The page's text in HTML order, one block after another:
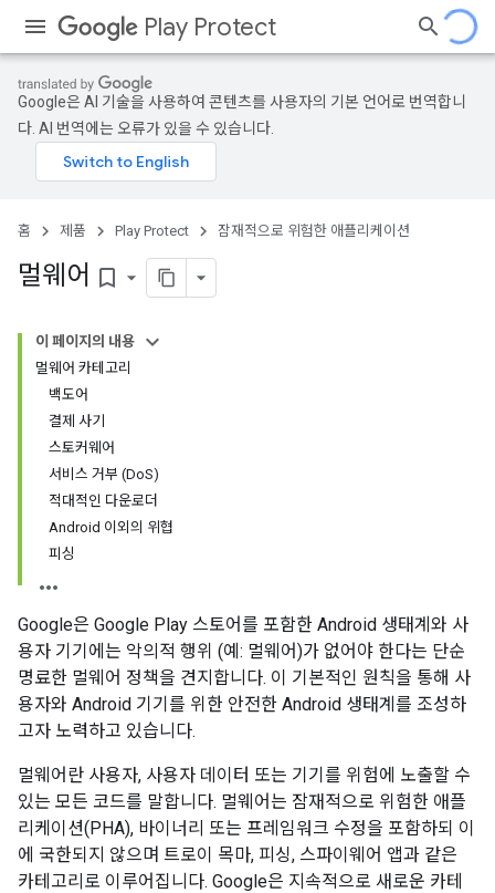
Play Protect
Google은 AI 기술을 사용하여 콘텐츠를 사용자의 기본 언어로 번역합니
다. AI 번역에는 오류가 있을 수 있습니다.
홈 제품 Play Protect 잠재적으로 위험한 애플리케이션
멀웨어 bookmark_border
이 페이지의 내용
멀웨어 카테고리
백도어
결제 사기
스토커웨어
서비스 거부 (DoS)
적대적인 다운로더
Android 이외의 위협
피싱
Google은 Google Play 스토어를 포함한 Android 생태계와 사
용자 기기에는 악의적 행위 (예: 멀웨어)가 없어야 한다는 단순
명료한 멀웨어 정책을 견지합니다. 이 기본적인 원칙을 통해 사
용자와 Android 기기를 위한 안전한 Android 생태계를 조성하
고자 노력하고 있습니다.
멀웨어란 사용자, 사용자 데이터 또는 기기를 위험에 노출할 수
있는 모든 코드를 말합니다. 멀웨어는 잠재적으로 위험한 애플
리케이션(PHA), 바이너리 또는 프레임워크 수정을 포함하되 이
에 국한되지 않으며 트로이 목마, 피싱, 스파이웨어 앱과 같은
카테고리로 이루어집니다. Google은 지속적으로 새로운 카테